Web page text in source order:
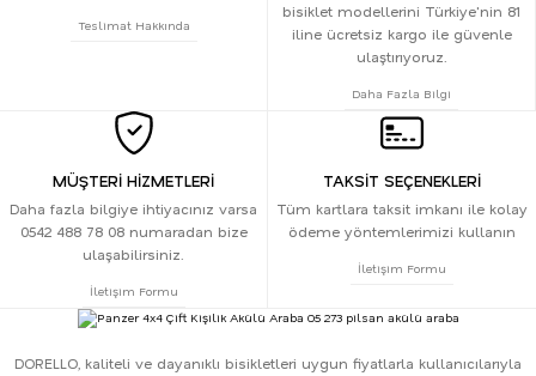
Teslimat Hakkında
bisiklet modellerini Türkiye'nin 81
iline ücretsiz kargo ile güvenle
ulaştırıyoruz.
Daha Fazla Bilgi
MÜŞTERİ HİZMETLERİ
Daha fazla bilgiye ihtiyacınız varsa
0542 488 78 08 numaradan bize
ulaşabilirsiniz.
İletişim Formu
TAKSİT SEÇENEKLERİ
Tüm kartlara taksit imkanı ile kolay
ödeme yöntemlerimizi kullanın
İletişim Formu
DORELLO, kaliteli ve dayanıklı bisikletleri uygun fiyatlarla kullanıcılarıyla